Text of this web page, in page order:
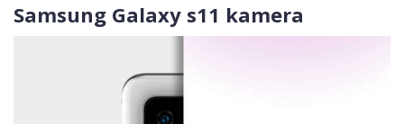
Samsung Galaxy s11 kamera